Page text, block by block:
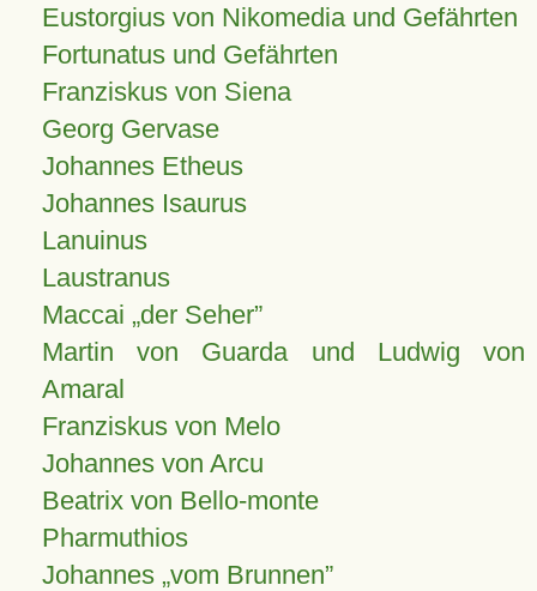
Eustorgius von Nikomedia und Gefährten
Fortunatus und Gefährten
Franziskus von Siena
Georg Gervase
Johannes Etheus
Johannes Isaurus
Lanuinus
Laustranus
Maccai „der Seher”
Martin von Guarda und Ludwig von
Amaral
Franziskus von Melo
Johannes von Arcu
Beatrix von Bello-monte
Pharmuthios
Johannes vom Brunnen